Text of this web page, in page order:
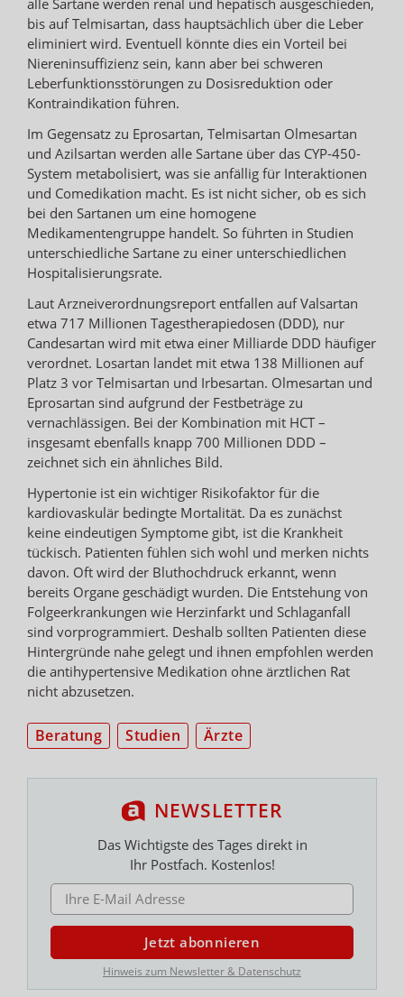
bis auf Telmisartan, dass hauptsächlich über die Leber
eliminiert wird. Eventuell könnte dies ein Vorteil bei
Niereninsuffizienz sein, kann aber bei schweren
Leberfunktionsstörungen zu Dosisreduktion oder
Kontraindikation führen.
Im Gegensatz zu Eprosartan, Telmisartan Olmesartan
und Azilsartan werden alle Sartane über das CYP-450-
System metabolisiert, was sie anfällig für Interaktionen
und Comedikation macht. Es ist nicht sicher, ob es sich
bei den Sartanen um eine homogene
Medikamentengruppe handelt. So führten in Studien
unterschiedliche Sartane zu einer unterschiedlichen
Hospitalisierungsrate.
Laut Arzneiverordnungsreport entfallen auf Valsartan
etwa 717 Millionen Tagestherapiedosen (DDD), nur
Candesartan wird mit etwa einer Milliarde DDD häufiger
verordnet. Losartan landet mit etwa 138 Millionen auf
Platz 3 vor Telmisartan und Irbesartan. Olmesartan und
Eprosartan sind aufgrund der Festbeträge zu
vernachlässigen. Bei der Kombination mit HCT –
insgesamt ebenfalls knapp 700 Millionen DDD –
zeichnet sich ein ähnliches Bild.
Hypertonie ist ein wichtiger Risikofaktor für die
kardiovaskulär bedingte Mortalität. Da es zunächst
keine eindeutigen Symptome gibt, ist die Krankheit
tückisch. Patienten fühlen sich wohl und merken nichts
davon. Oft wird der Bluthochdruck erkannt, wenn
bereits Organe geschädigt wurden. Die Entstehung von
Folgeerkrankungen wie Herzinfarkt und Schlaganfall
sind vorprogrammiert. Deshalb sollten Patienten diese
Hintergründe nahe gelegt und ihnen empfohlen werden
die antihypertensive Medikation ohne ärztlichen Rat
nicht abzusetzen.
Beratung Studien Ärzte
NEWSLETTER
Das Wichtigste des Tages direkt in
Ihr Postfach. Kostenlos!
E-MAIL ADRESSE
Jetzt abonnieren
Hinweis zum Newsletter & Datenschutz